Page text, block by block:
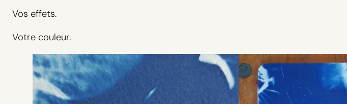
Vos effets.
Votre couleur.